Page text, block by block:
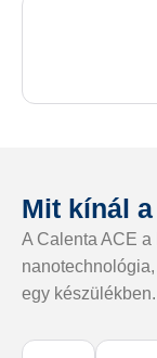
Mit kínál
A Calenta ACE
egy készülékben.